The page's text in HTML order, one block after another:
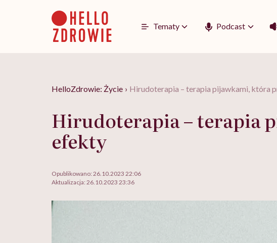
Tematy Podcast
HelloZdrowie: Życie › Hirudoterapia – terapia pijawkami, która
Hirudoterapia – terapia
efekty
Opublikowano: 26.10.2023 22:06
Aktualizacja: 26.10.2023 23:36